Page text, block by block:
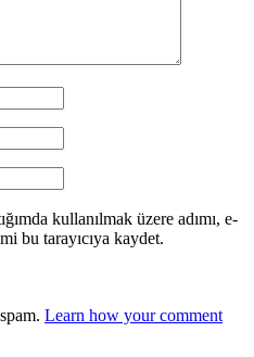
kullanılmak üzere adımı, e-
bu tarayıcıya kaydet.
Learn how your comment